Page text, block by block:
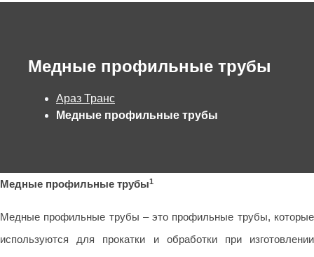
Медные профильные трубы
Араз Транс
Медные профильные трубы
Медные профильные трубы1
Медные профильные трубы – это профильные трубы, которые
используются для прокатки и обработки при изготовлении